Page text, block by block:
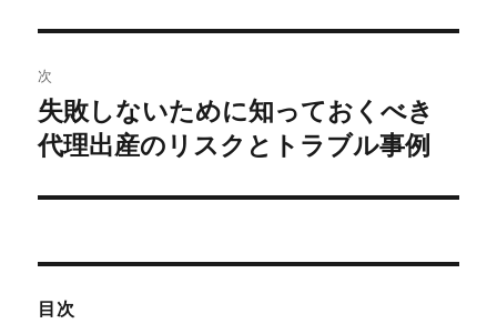
ビ
ゲ
ー
シ
ン
稿:
次
次
の
稿:
失敗しないために知っておくべき
代理出産のリスクとトラブル事例
目次